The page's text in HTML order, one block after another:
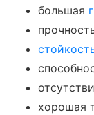
большая
хорошая